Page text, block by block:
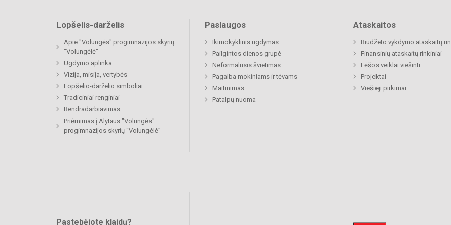
Lopšelis-darželis
Apie "Volungės" progimnazijos skyrių
"Volungėlė"
Ugdymo aplinka
Vizija, misija, vertybės
Lopšelio-darželio simboliai
Tradiciniai renginiai
Bendradarbiavimas
Priėmimas į Alytaus "Volungės"
progimnazijos skyrių “Volungėlė”
Paslaugos
Ikimokyklinis ugdymas
Pailgintos dienos grupė
Neformalusis švietimas
Pagalba mokiniams ir tėvams
Maitinimas
Patalpų nuoma
Ataskaitos
Biudžeto vykdymo ataskaitų
Finansinių ataskaitų rinkiniai
Lėšos veiklai viešinti
Projektai
Viešieji pirkimai
Pastebėjote klaidų?